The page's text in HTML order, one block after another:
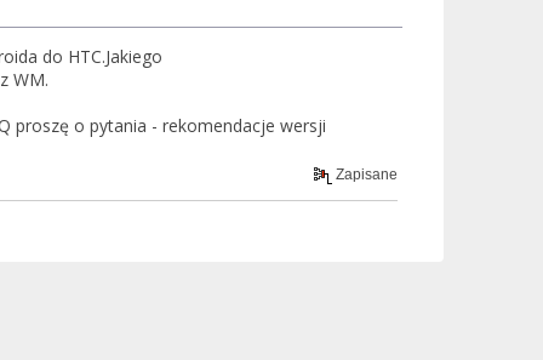
do HTC.Jakiego
WM.
proszę o pytania - rekomendacje wersji
Zapisane